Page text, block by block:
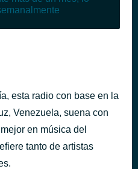
esta radio con base en la
Venezuela, suena con
en música del
tanto de artistas